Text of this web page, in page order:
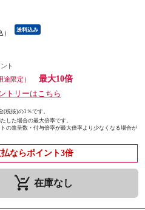
） 送料込み
途限定）
最大10倍
トリーはこちら
税抜)の1％です。
した場合の最大倍率です。
の進呈数・付与倍率が最大倍率より少なくなる場合が
ならポイント3倍
remove_shopping_cart 在庫なし